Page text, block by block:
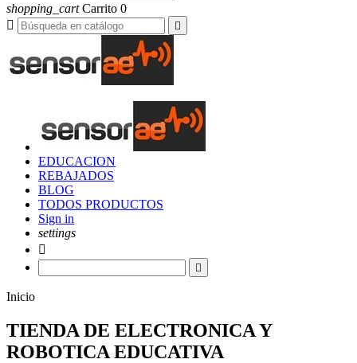
shopping_cart Carrito 0


EDUCACION
REBAJADOS
BLOG
TODOS PRODUCTOS
Sign in
settings


Inicio
TIENDA DE ELECTRONICA Y
ROBOTICA EDUCATIVA